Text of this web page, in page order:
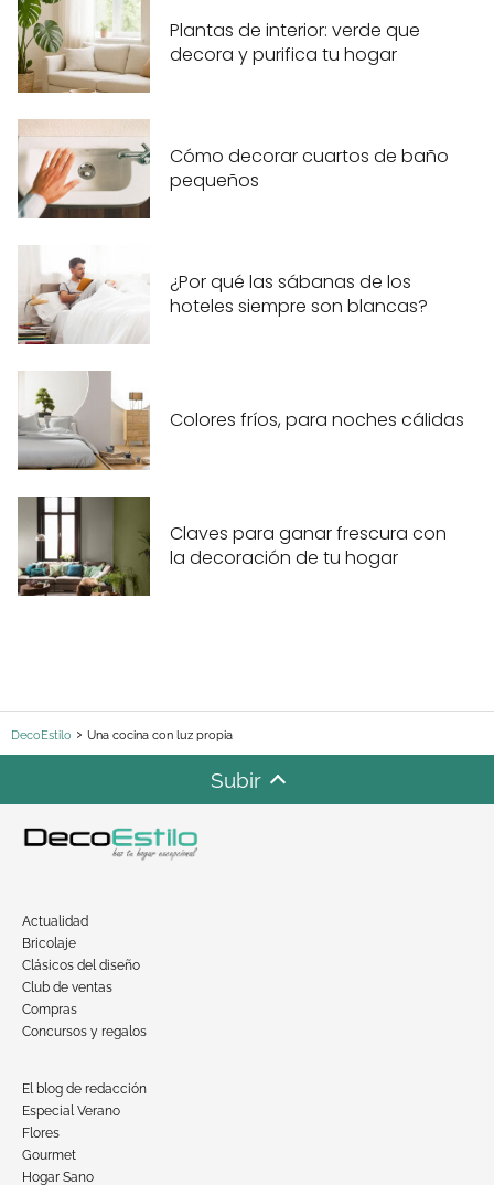
Plantas de interior: verde que
decora y purifica tu hogar
Cómo decorar cuartos de baño
pequeños
¿Por qué las sábanas de los
hoteles siempre son blancas?
Colores fríos, para noches cálidas
Claves para ganar frescura con
la decoración de tu hogar
DecoEstilo Una cocina con luz propia
Subir
Actualidad
Bricolaje
Clásicos del diseño
Club de ventas
Compras
Concursos y regalos
El blog de redacción
Especial Verano
Flores
Gourmet
Hogar Sano